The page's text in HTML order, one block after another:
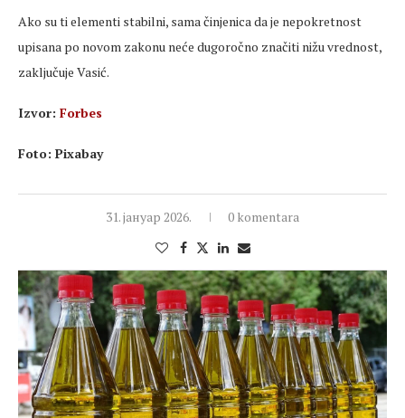
Ako su ti elementi stabilni, sama činjenica da je nepokretnost
upisana po novom zakonu neće dugoročno značiti nižu vrednost,
zaključuje Vasić.
Izvor: Forbes
Foto: Pixabay
31. јануар 2026. 0 komentara